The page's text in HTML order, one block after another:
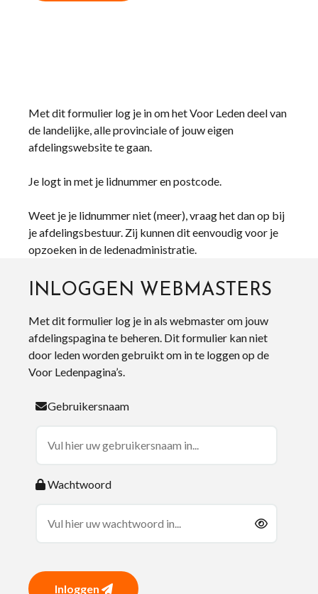
Met dit formulier log je in om het Voor Leden deel van
de landelijke, alle provinciale of jouw eigen
afdelingswebsite te gaan.
Je logt in met je lidnummer en postcode.
Weet je je lidnummer niet (meer), vraag het dan op bij
je afdelingsbestuur. Zij kunnen dit eenvoudig voor je
opzoeken in de ledenadministratie.
INLOGGEN WEBMASTERS
Met dit formulier log je in als webmaster om jouw
afdelingspagina te beheren. Dit formulier kan niet
door leden worden gebruikt om in te loggen op de
Voor Ledenpagina’s.
Gebruikersnaam
Wachtwoord
Inloggen